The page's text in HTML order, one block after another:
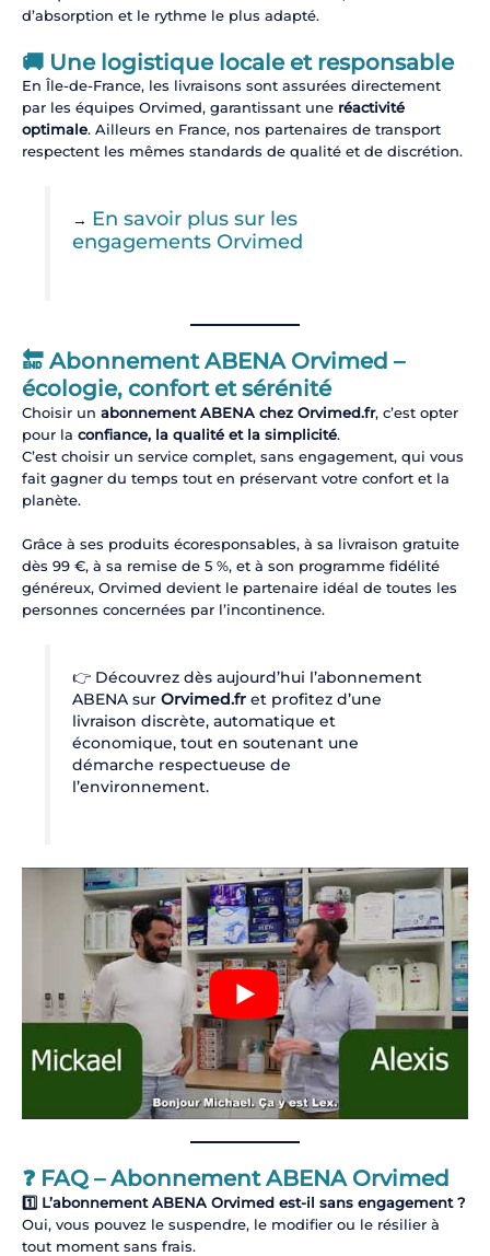
d’absorption et le rythme le plus adapté.
🚚 Une logistique locale et responsable
En Île-de-France, les livraisons sont assurées directement
par les équipes Orvimed, garantissant une réactivité
optimale. Ailleurs en France, nos partenaires de transport
respectent les mêmes standards de qualité et de discrétion.
→ En savoir plus sur les
engagements Orvimed
🔚 Abonnement ABENA Orvimed –
écologie, confort et sérénité
Choisir un abonnement ABENA chez Orvimed.fr, c’est opter
pour la confiance, la qualité et la simplicité.
C’est choisir un service complet, sans engagement, qui vous
fait gagner du temps tout en préservant votre confort et la
planète.
Grâce à ses produits écoresponsables, à sa livraison gratuite
dès 99 €, à sa remise de 5 %, et à son programme fidélité
généreux, Orvimed devient le partenaire idéal de toutes les
personnes concernées par l’incontinence.
👉 Découvrez dès aujourd’hui l’abonnement
ABENA sur Orvimed.fret profitez d’une
livraison discrète, automatique et
économique, tout en soutenant une
démarche respectueuse de
l’environnement.
❓ FAQ – Abonnement ABENA Orvimed
1️⃣ L’abonnement ABENA Orvimed est-il sans engagement ?
Oui, vous pouvez le suspendre, le modifier ou le résilier à
tout moment sans frais.